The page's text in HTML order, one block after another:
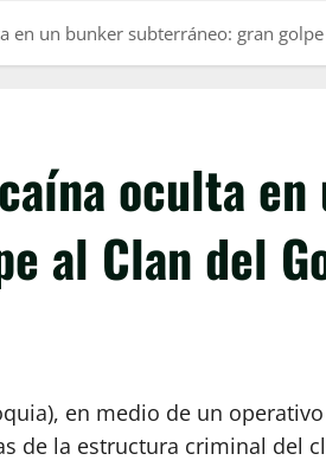
en un bunker subterráneo: gran
oculta
al Clan del
en medio de un
de la estructura criminal del